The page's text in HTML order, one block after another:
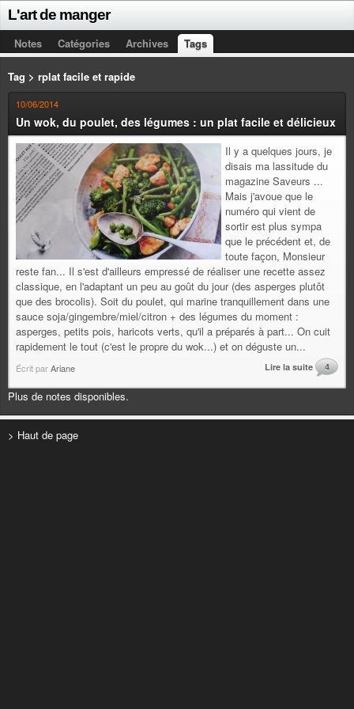
L'art de manger
Notes Catégories Archives Tags
Tag > rplat facile et rapide
10/06/2014
Un wok, du poulet, des légumes : un plat facile et délicieux
Il y a quelques jours, je
disais ma lassitude du
magazine Saveurs ...
Mais j'avoue que le
numéro qui vient de
sortir est plus sympa
que le précédent et, de
toute façon, Monsieur
reste fan... Il s'est d'ailleurs empressé de réaliser une recette assez
classique, en l'adaptant un peu au goût du jour (des asperges plutôt
que des brocolis). Soit du poulet, qui marine tranquillement dans une
sauce soja/gingembre/miel/citron + des légumes du moment :
asperges, petits pois, haricots verts, qu'il a préparés à part... On cuit
rapidement le tout (c'est le propre du wok...) et on déguste un...
Écrit parAriane Lire la suite 4
Plus de notes disponibles.
> Haut de page